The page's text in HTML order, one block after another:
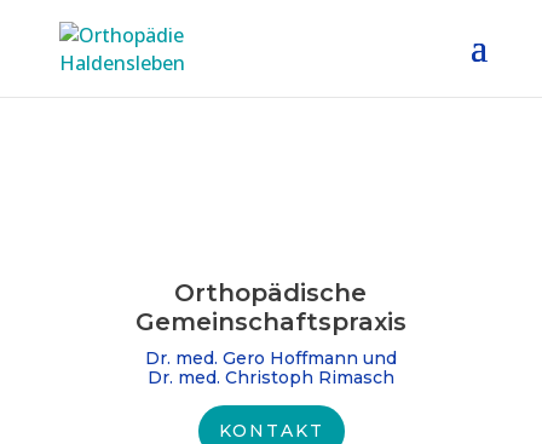
Orthopädische
Gemeinschafts­praxis
Dr. med. Gero Hoffmann und
Dr. med. Christoph Rimasch
KONTAKT